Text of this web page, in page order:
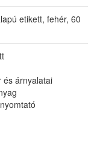
etikett, fehér, 60
és árnyalatai